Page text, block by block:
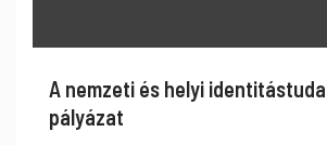
A nemzeti és helyi
pályázat